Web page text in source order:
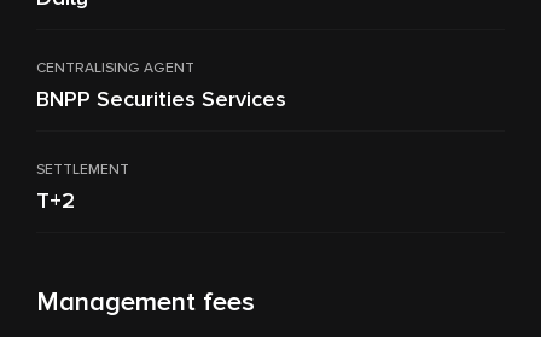
CENTRALISING AGENT
BNPP Securities Services
SETTLEMENT
T+2
Management fees